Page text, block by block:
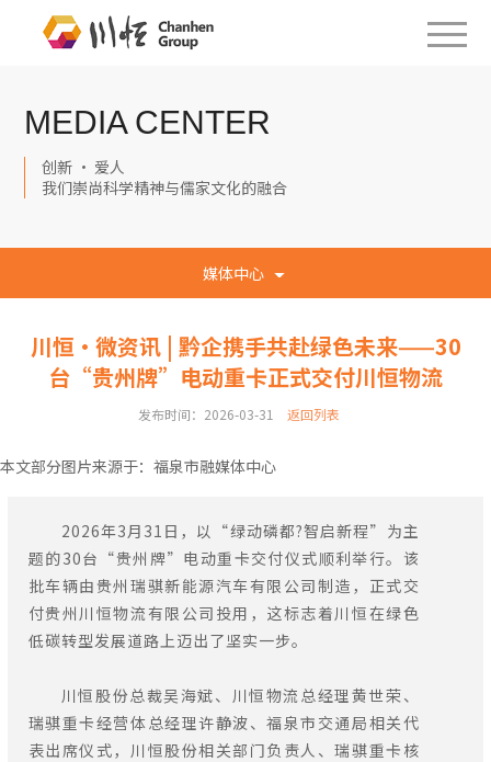
MEDIA CENTER
创新 · 爱人
我们崇尚科学精神与儒家文化的融合
媒体中心
川恒·微资讯 | 黔企携手共赴绿色未来——30
台“贵州牌”电动重卡正式交付川恒物流
发布时间：2026-03-31 返回列表
本文部分图片来源于：福泉市融媒体中心
2026年3月31日，以“绿动磷都?智启新程”为主
题的30台“贵州牌”电动重卡交付仪式顺利举行。该
批车辆由贵州瑞骐新能源汽车有限公司制造，正式交
付贵州川恒物流有限公司投用，这标志着川恒在绿色
低碳转型发展道路上迈出了坚实一步。
川恒股份总裁吴海斌、川恒物流总经理黄世荣、
瑞骐重卡经营体总经理许静波、福泉市交通局相关代
表出席仪式，川恒股份相关部门负责人、瑞骐重卡核